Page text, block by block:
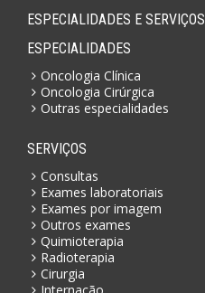
ESPECIALIDADES E SERVIÇOS
ESPECIALIDADES
Oncologia Clínica
Oncologia Cirúrgica
Outras especialidades
SERVIÇOS
Consultas
Exames laboratoriais
Exames por imagem
Outros exames
Quimioterapia
Radioterapia
Cirurgia